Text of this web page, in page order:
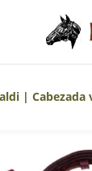
| Cabezada